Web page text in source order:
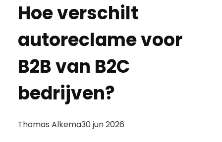
Hoe verschilt
autoreclame voor
B2B van B2C
bedrijven?
Posted
Thomas Alkema30 jun 2026